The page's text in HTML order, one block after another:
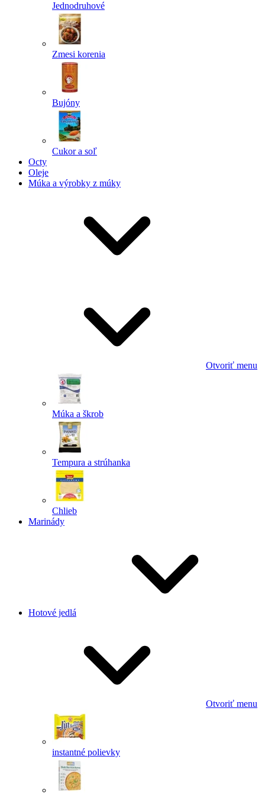
Jednodruhové
Zmesi korenia
Bujóny
Cukor a soľ
Octy
Oleje
Múka a výrobky z múky
Otvoriť menu
Múka a škrob
Tempura a strúhanka
Chlieb
Marinády
Hotové jedlá
Otvoriť menu
instantné polievky
Powered by chaterimo